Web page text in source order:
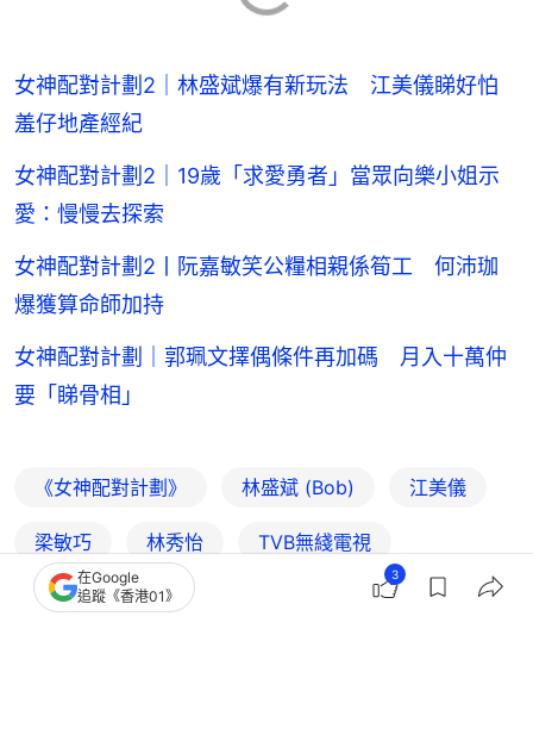
女神配對計劃2｜林盛斌爆有新玩法 江美儀睇好怕
羞仔地產經紀
女神配對計劃2｜19歲「求愛勇者」當眾向樂小姐示
愛：慢慢去探索
女神配對計劃2丨阮嘉敏笑公糧相親係筍工 何沛珈
爆獲算命師加持
女神配對計劃｜郭珮文擇偶條件再加碼 月入十萬仲
要「睇骨相」
《女神配對計劃》 林盛斌 (Bob) 江美儀
梁敏巧 林秀怡 TVB無綫電視
本地綜藝節目
在Google
追蹤《香港01》
3